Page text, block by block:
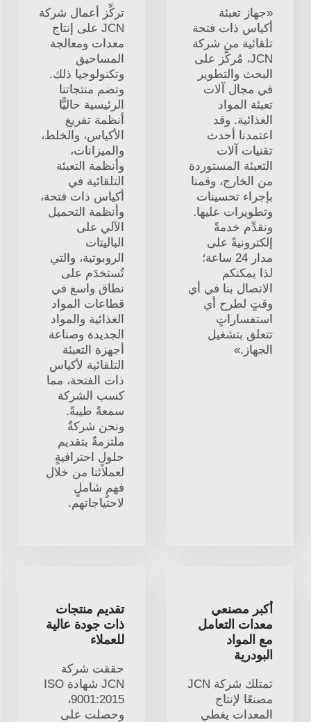
«جهاز تعبئة
أكياس ذات فتحة
تلقائية من شركة
JCN، مُركَّز على
البحث والتطوير
في مجال آلات
تعبئة المواد
الغذائية. وقد
اعتمدنا أحدث
تقنيات آلات
التعبئة المستوردة
من الخارج، وقمنا
بإجراء تحسينات
وتطويرات عليها.
ونقدِّم خدمةً
إلكترونيةً على
مدار 24 ساعة؛
لذا يمكنكم
الاتصال بنا في أي
وقتٍ لطرح أي
استفساراتٍ
تتعلق بتشغيل
الجهاز.»
تركِّز أعمال شركة
JCN على إنتاج
معدات ومعالجة
المساحيق
وتكنولوجيا ذلك.
وتضم منتجاتنا
الرئيسية حاليًّا
أنظمة تفريغ
الأكياس، والخلط،
والميزانات،
وأنظمة التعبئة
التلقائية في
أكياس ذات فتحة،
وأنظمة التحميل
الآلي على
الباليتات
الروبوتية، والتي
تُستخدَم على
نطاق واسع في
قطاعات المواد
الغذائية والمواد
الجديدة وصناعة
أجهزة التعبئة
التلقائية لأكياس
ذات الفتحة، مما
كسب الشركة
سمعةً طيبةً.
ونحن شركةٌ
ملتزمةٌ بتقديم
حلولٍ احترافيةٍ
لعملائنا من خلال
فهمٍ شاملٍ
لاحتياجاتهم.
أكبر مصنعي
معدات التعامل
مع المواد
البودرية
تمتلك شركة JCN
مصنعًا لإنتاج
المعدات يغطي
تقديم منتجات
ذات جودة عالية
للعملاء
حققت شركة
JCN شهادة ISO
9001:2015،
وحصلت على